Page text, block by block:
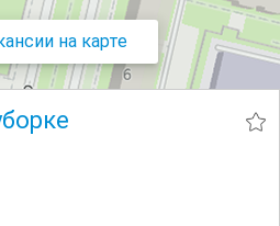
на карте